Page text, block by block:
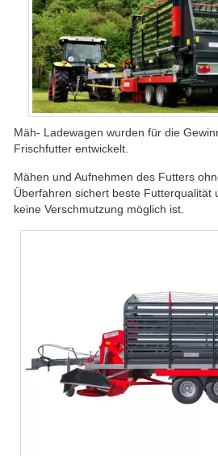
Mäh- Ladewagen wurden für die
Frischfutter entwickelt.
Mähen und Aufnehmen des Futters
Überfahren sichert beste Futterqualität
keine Verschmutzung möglich ist.